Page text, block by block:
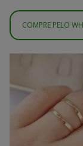
COMPRE PELO